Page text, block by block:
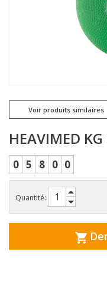
Voir produits similaires
HEAVIMED
0 5 8 0 0
Quantité: